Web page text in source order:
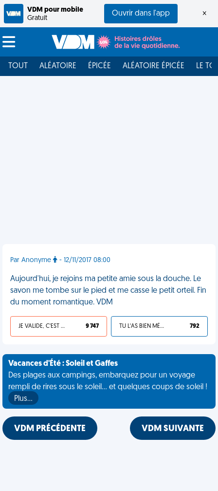
VDM pour mobile
Gratuit
Ouvrir dans l'app ×
TOUT ALÉATOIRE ÉPICÉE ALÉATOIRE ÉPICÉE LE
Par Anonyme - 12/11/2017 08:00
Aujourd'hui, je rejoins ma petite amie sous la douche. Le
savon me tombe sur le pied et me casse le petit orteil. Fin
du moment romantique. VDM
JE VALIDE, C'EST UNE VDM 9 747 TU L'AS BIEN MÉRITÉ 792
Vacances d'Été : Soleil et Gaffes
Des plages aux campings, embarquez pour un voyage
rempli de rires sous le soleil... et quelques coups de soleil !
Plus…
VDM PRÉCÉDENTE VDM SUIVANTE